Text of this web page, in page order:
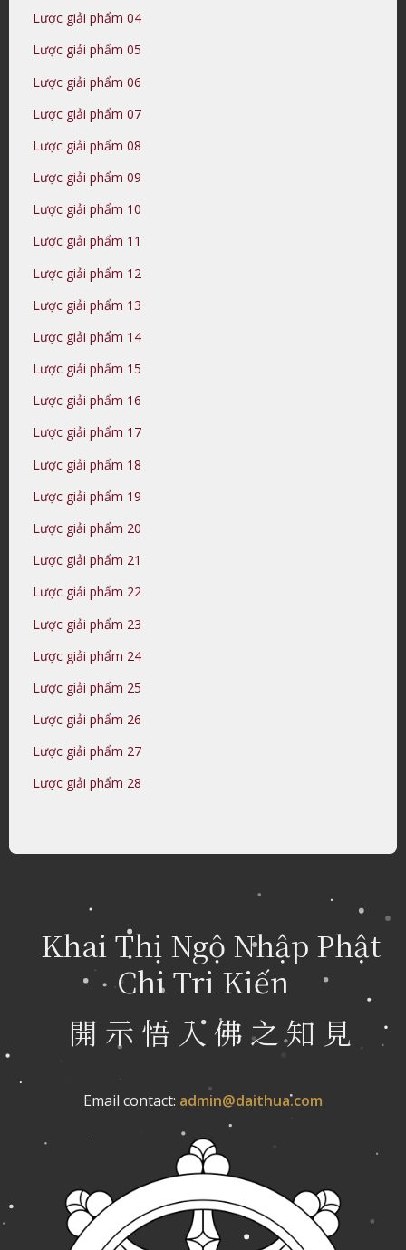
Lược giải phẩm 04
Lược giải phẩm 05
Lược giải phẩm 06
Lược giải phẩm 07
Lược giải phẩm 08
Lược giải phẩm 09
Lược giải phẩm 10
Lược giải phẩm 11
Lược giải phẩm 12
Lược giải phẩm 13
Lược giải phẩm 14
Lược giải phẩm 15
Lược giải phẩm 16
Lược giải phẩm 17
Lược giải phẩm 18
Lược giải phẩm 19
Lược giải phẩm 20
Lược giải phẩm 21
Lược giải phẩm 22
Lược giải phẩm 23
Lược giải phẩm 24
Lược giải phẩm 25
Lược giải phẩm 26
Lược giải phẩm 27
Lược giải phẩm 28
Khai Thị Ngộ Nhập Phật
Chi Tri Kiến
開 示 悟 入 佛 之 知 見
Email contact: admin@daithua.com